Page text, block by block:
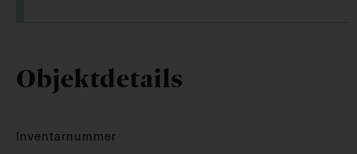
Objektdetails
Inventarnummer